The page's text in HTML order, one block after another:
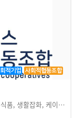
적기업 사회적협동조합
품목유형 : 기념품 및 판촉물, 기타식품 및 가공식품, 생활잡화, 케이터링, 위생용품